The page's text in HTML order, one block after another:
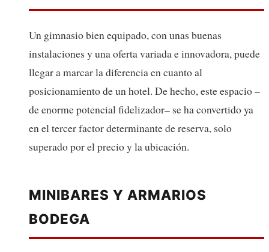
Un gimnasio bien equipado, con unas buenas
instalaciones y una oferta variada e innovadora, puede
llegar a marcar la diferencia en cuanto al
posicionamiento de un hotel. De hecho, este espacio –
de enorme potencial fidelizador– se ha convertido ya
en el tercer factor determinante de reserva, solo
superado por el precio y la ubicación.
MINIBARES Y ARMARIOS
BODEGA